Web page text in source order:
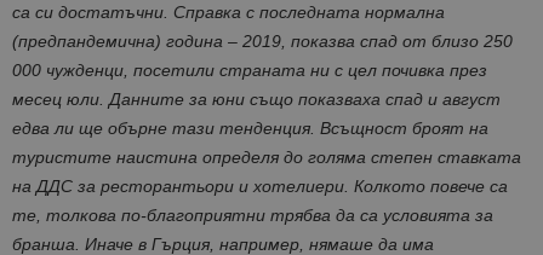
са си достатъчни. Справка с последната нормална
(предпандемична) година – 2019, показва спад от близо 250
000 чужденци, посетили страната ни с цел почивка през
месец юли. Данните за юни също показваха спад и август
едва ли ще обърне тази тенденция. Всъщност броят на
туристите наистина определя до голяма степен ставката
на ДДС за ресторантьори и хотелиери. Колкото повече са
те, толкова по-благоприятни трябва да са условията за
бранша. Иначе в Гърция, например, нямаше да има